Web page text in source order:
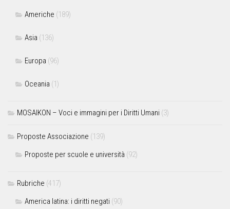
Americhe (189)
Asia (136)
Europa (96)
Oceania (1)
MOSAIKON – Voci e immagini per i Diritti Umani (3)
Proposte Associazione (139)
Proposte per scuole e università (92)
Rubriche (417)
America latina: i diritti negati (90)